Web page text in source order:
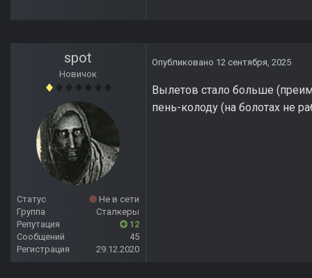
spot
Новичок
Статус
Не в сети
Группа
Сталкеры
Репутация
12
Сообщений
45
Регистрация
29.12.2020
Опубликовано 12 сентября, 2025
Вылетов стало больше
пень-колоду (на болотах не